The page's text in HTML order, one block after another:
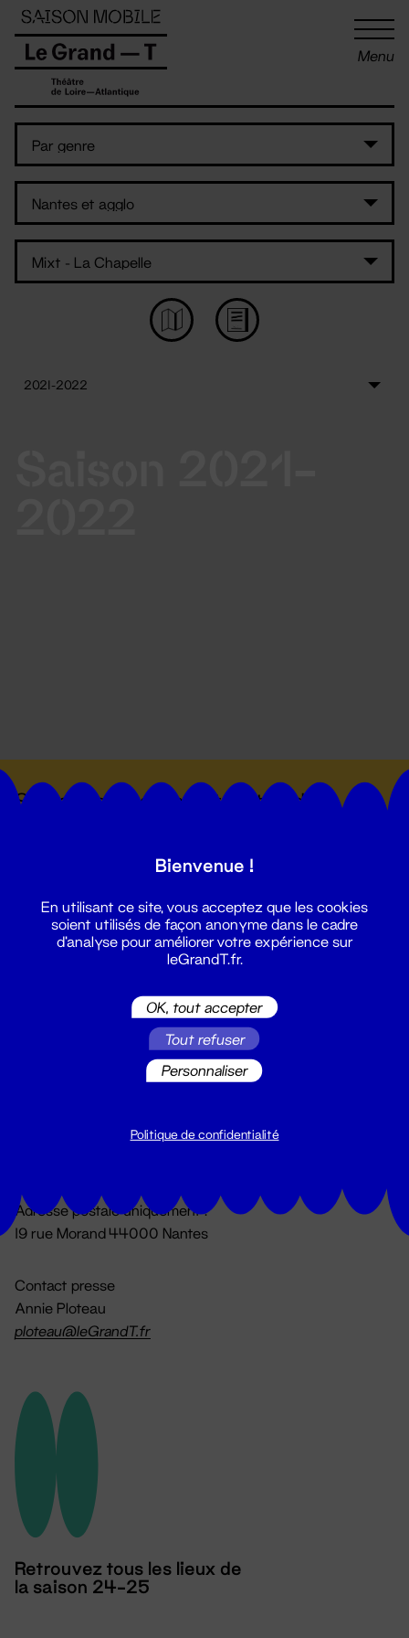
Menu
Suivez toutes les actualités du
Du lundi au vendredi 14h → 18h
Adresse postale uniquement :
19 rue Morand 44000 Nantes
Contact presse
Annie Ploteau
ploteau@leGrandT.fr
Retrouvez tous les lieux de
la saison 24-25
Panneau de gestion des cookies
Bienvenue !
En utilisant ce site, vous acceptez que les cookies
soient utilisés de façon anonyme dans le cadre
d'analyse pour améliorer votre expérience sur
leGrandT.fr.
OK, tout accepter
Tout refuser
Personnaliser
Politique de confidentialité